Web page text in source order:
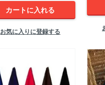
カートに入れる
お気に入りに登録する